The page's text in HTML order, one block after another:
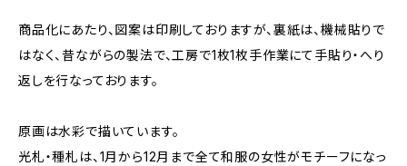
商品化にあたり、図案は印刷しておりますが、裏紙は、機械貼りで
はなく、昔ながらの製法で、工房で1枚1枚手作業にて手貼り・へり
返しを行なっております。
原画は水彩で描いています。
光札・種札は、1月から12月まで全て和服の女性がモチーフになっ